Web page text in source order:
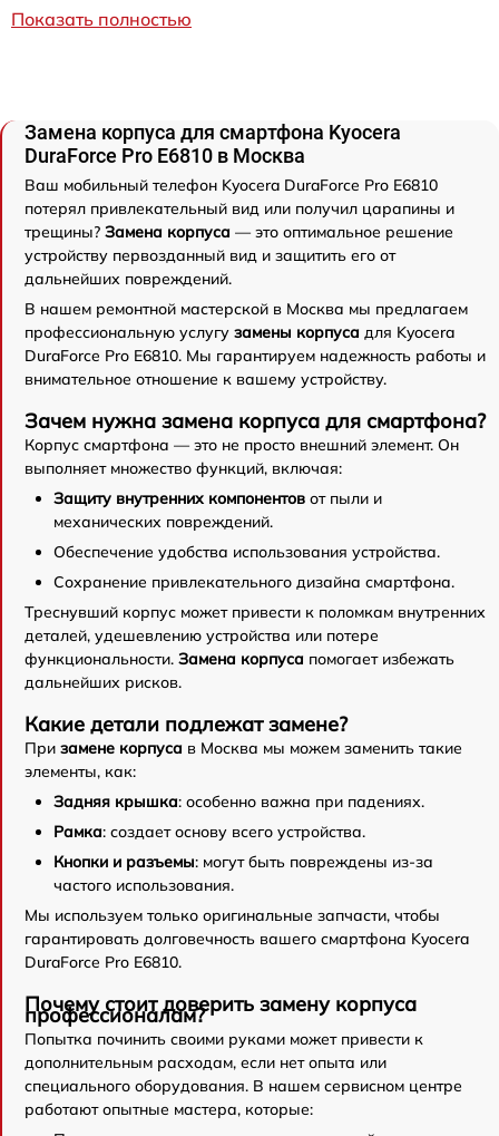
Показать полностью
Замена корпуса для смартфона Kyocera
DuraForce Pro E6810 в Москва
Ваш мобильный телефон Kyocera DuraForce Pro E6810
потерял привлекательный вид или получил царапины и
трещины? Замена корпуса — это оптимальное решение
устройству первозданный вид и защитить его от
дальнейших повреждений.
В нашем ремонтной мастерской в Москва мы предлагаем
профессиональную услугу замены корпуса для Kyocera
DuraForce Pro E6810. Мы гарантируем надежность работы и
внимательное отношение к вашему устройству.
Зачем нужна замена корпуса для смартфона?
Корпус смартфона — это не просто внешний элемент. Он
выполняет множество функций, включая:
Защиту внутренних компонентов от пыли и
механических повреждений.
Обеспечение удобства использования устройства.
Сохранение привлекательного дизайна смартфона.
Треснувший корпус может привести к поломкам внутренних
деталей, удешевлению устройства или потере
функциональности. Замена корпуса помогает избежать
дальнейших рисков.
Какие детали подлежат замене?
При замене корпуса в Москва мы можем заменить такие
элементы, как:
Задняя крышка: особенно важна при падениях.
Рамка: создает основу всего устройства.
Кнопки и разъемы: могут быть повреждены из-за
частого использования.
Мы используем только оригинальные запчасти, чтобы
гарантировать долговечность вашего смартфона Kyocera
DuraForce Pro E6810.
Почему стоит доверить замену корпуса
профессионалам?
Попытка починить своими руками может привести к
дополнительным расходам, если нет опыта или
специального оборудования. В нашем сервисном центре
работают опытные мастера, которые: